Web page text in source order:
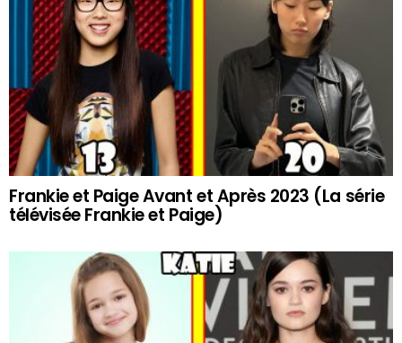
Frankie et Paige Avant et Après 2023 (La série
télévisée Frankie et Paige)